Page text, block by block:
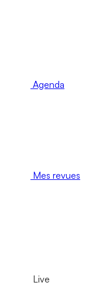
Agenda
Mes revues
Live